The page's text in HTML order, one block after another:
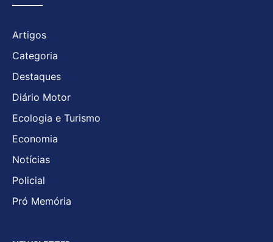
Artigos
Categoria
Destaques
Diário Motor
Ecologia e Turismo
Economia
Notícias
Policial
Pró Memória